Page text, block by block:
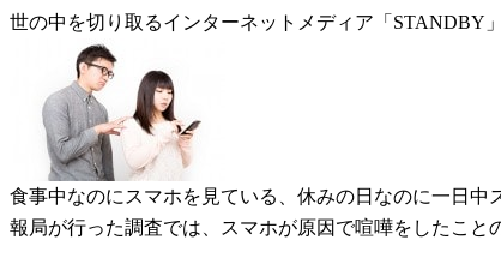
世の中を切り取るインターネットメディア「STANDBY
食事中なのにスマホを見ている、休みの日なのに一日
報局が行った調査では、スマホが原因で喧嘩をしたこと